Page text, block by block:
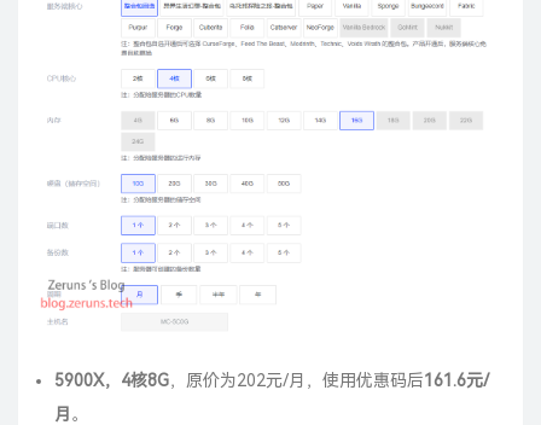
5900X，4核8G，原价为202元/月，使用优惠码后161.6元/
月 。